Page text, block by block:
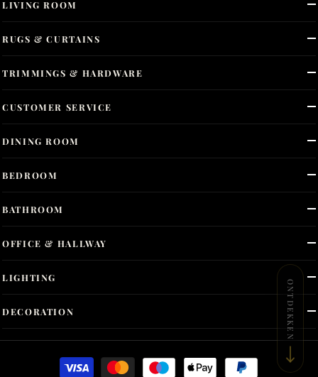
LIVING ROOM
DINING ROOM
BEDROOM
BATHROOM
OFFICE & HALLWAY
LIGHTING
DECORATION
RUGS & CURTAINS
TRIMMINGS & HARDWARE
CUSTOMER SERVICE
ONTDEKKEN